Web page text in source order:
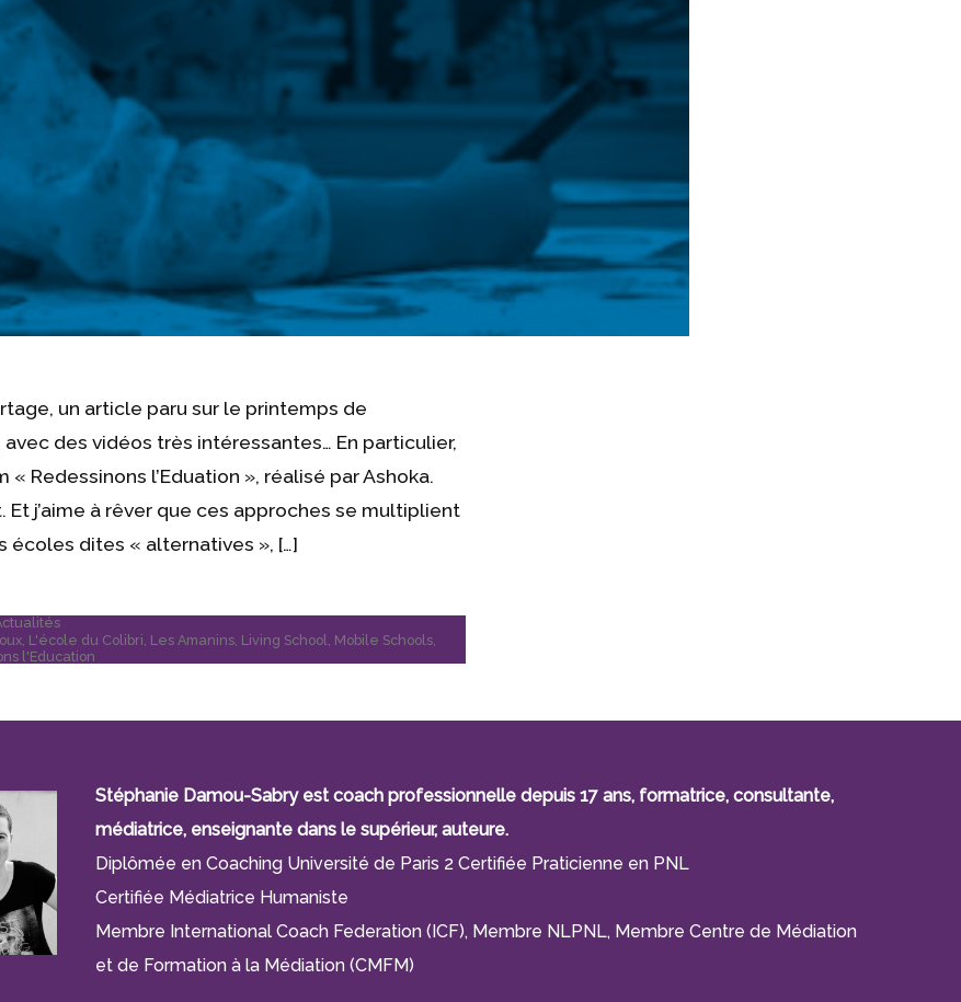
un article paru sur le printemps de
des vidéos très intéressantes… En particulier,
Redessinons l’Eduation », réalisé par Ashoka.
Et j’aime à rêver que ces approches se multiplient
écoles dites « alternatives », […]
L'école du Colibri Les Amanins Living School Mobile Schools
l'Education
Stéphanie Damou-Sabry est coach professionnelle depuis 17 ans, formatrice, consultante,
médiatrice, enseignante dans le supérieur, auteure.
Diplômée en Coaching Université de Paris 2 Certifiée Praticienne en PNL
Certifiée Médiatrice Humaniste
Membre International Coach Federation (ICF), Membre NLPNL, Membre Centre de Médiation
et de Formation à la Médiation (CMFM)